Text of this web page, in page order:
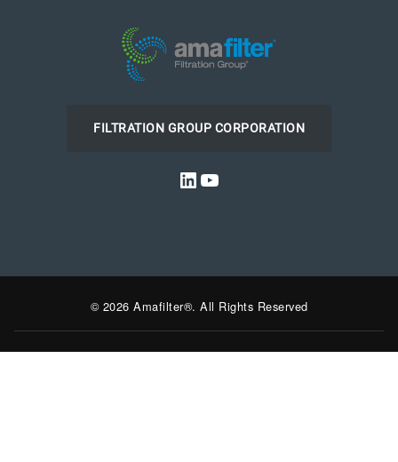
FILTRATION GROUP CORPORATION
LinkedIn
YouTube
© 2026 Amafilter®. All Rights Reserved